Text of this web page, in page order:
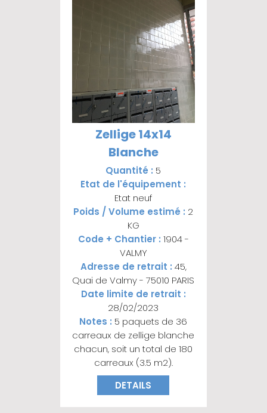
Zellige 14x14
Blanche
Quantité : 5
Etat de l'équipement :
Etat neuf
Poids / Volume estimé : 2
KG
Code + Chantier : 1904 -
VALMY
Adresse de retrait : 45,
Quai de Valmy - 75010 PARIS
Date limite de retrait :
28/02/2023
Notes : 5 paquets de 36
carreaux de zellige blanche
chacun, soit un total de 180
carreaux (3.5 m2).
DETAILS